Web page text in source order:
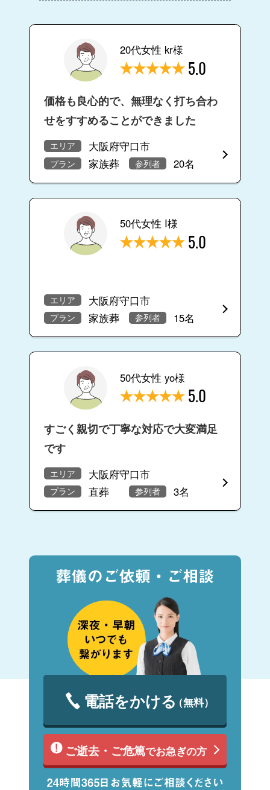
20代女性 kr様
5.0
価格も良心的で、無理なく打ち合わ
せをすすめることができました
エリア 大阪府守口市
プラン 家族葬 参列者 20名
50代女性 I様
5.0
エリア 大阪府守口市
プラン 家族葬 参列者 15名
50代女性 yo様
5.0
すごく親切で丁寧な対応で大変満足
です
エリア 大阪府守口市
プラン 直葬 参列者 3名
電話をかける（無料）
ご逝去・ご危篤でお急ぎの方